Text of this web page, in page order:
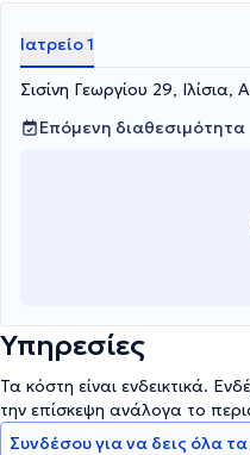
Ιατρείο 1
Σισίνη Γεωργίου 29, Ιλίσια,
Επόμενη διαθεσιμότητα
Υπηρεσίες
Τα κόστη είναι ενδεικτικά.
την επίσκεψη ανάλογα το
Συνδέσου για να δεις όλα